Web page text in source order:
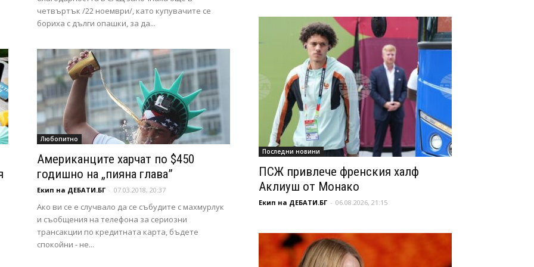
четвъртък /22 ноември/, като купувачите се
бориха с дълги опашки, за да...
Любопитно
Американците харчат по $450
годишно на „пияна глава”
Екип на ДЕБАТИ.БГ - 07.03.2018, 20:37
Ако ви се е случвало да се събудите с махмурлук
и съобщения на телефона за сериозни
трансакции по кредитната карта, бъдете
спокойни - не...
Последни новини
ПСЖ привлече френския халф
Аклиуш от Монако
Екип на ДЕБАТИ.БГ - 06.08.2026, 21:15